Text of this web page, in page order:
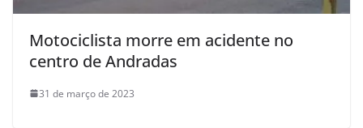
Motociclista morre em acidente no
centro de Andradas
31 de março de 2023